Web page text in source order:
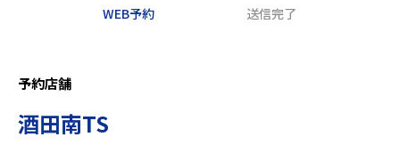
WEB予約 送信完了
予約店舗
酒田南TS